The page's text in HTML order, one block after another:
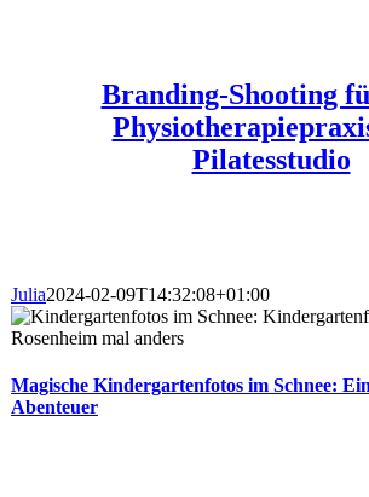
Branding-Shooting
Pilatesstudio
Julia2024-02-09T14:32:08+01:00
Magische Kindergartenfotos im Schnee:
Abenteuer